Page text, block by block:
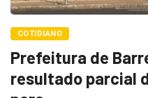
COTIDIANO
Prefeitura de
resultado parcial